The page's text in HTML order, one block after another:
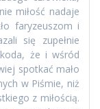
miłość nadaje
faryzeuszom i
się zupełnie
że i wśród
spotkać mało
w Piśmie, niż
z miłością.